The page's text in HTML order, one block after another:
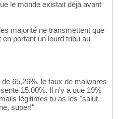
le monde existait déjà avant
majorité ne transmettent que
portant un lourd tribu au
65,26%, le taux de malwares
15.00%. Il n'y a que 19%
légitimes tu as les "salut
super!"